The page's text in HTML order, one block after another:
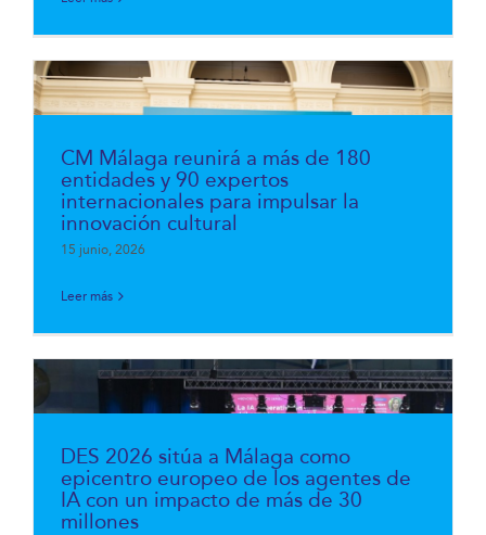
CM Málaga reunirá a más de 180
entidades y 90 expertos
internacionales para impulsar la
innovación cultural
15 junio, 2026
Leer más
DES 2026 sitúa a Málaga como
epicentro europeo de los agentes de
IA con un impacto de más de 30
millones